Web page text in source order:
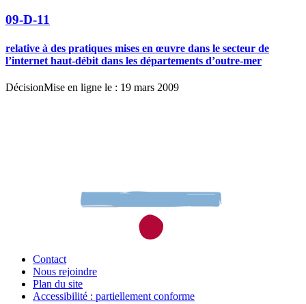
09-D-11
relative à des pratiques mises en œuvre dans le secteur de
l’internet haut-débit dans les départements d’outre-mer
DécisionMise en ligne le : 19 mars 2009
Contact
Nous rejoindre
Plan du site
Accessibilité : partiellement conforme